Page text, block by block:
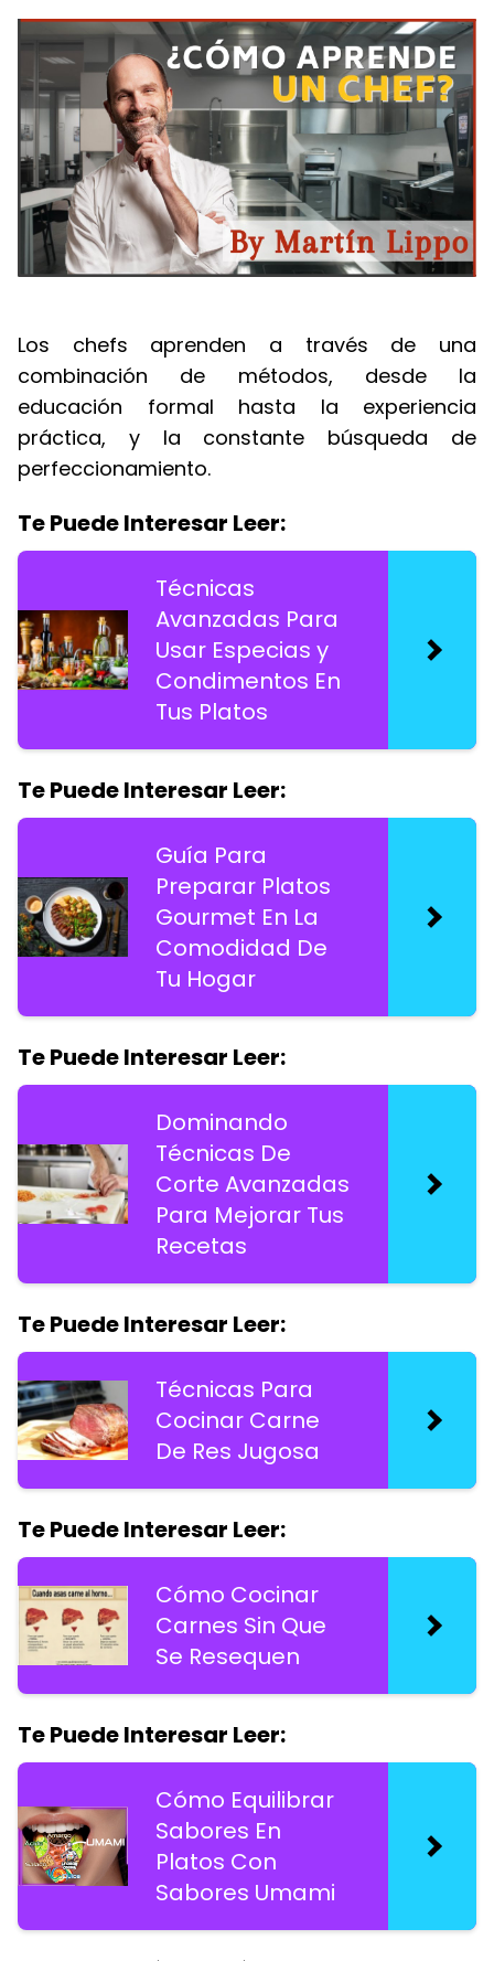
Los chefs aprenden a través de una
combinación de métodos, desde la
educación formal hasta la experiencia
práctica, y la constante búsqueda de
perfeccionamiento.
Te Puede Interesar Leer:
Técnicas
Avanzadas Para
Usar Especias y
Condimentos En
Tus Platos
Te Puede Interesar Leer:
Guía Para
Preparar Platos
Gourmet En La
Comodidad De
Tu Hogar
Te Puede Interesar Leer:
Dominando
Técnicas De
Corte Avanzadas
Para Mejorar Tus
Recetas
Te Puede Interesar Leer:
Técnicas Para
Cocinar Carne
De Res Jugosa
Te Puede Interesar Leer:
Cómo Cocinar
Carnes Sin Que
Se Resequen
Te Puede Interesar Leer:
Cómo Equilibrar
Sabores En
Platos Con
Sabores Umami